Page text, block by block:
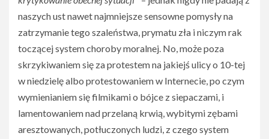
naszych ust nawet najmniejsze sensowne pomysły na
zatrzymanie tego szaleństwa, prymatu zła i niczym rak
toczącej system choroby moralnej. No, może poza
skrzykiwaniem się za protestem na jakiejś ulicy o 10-tej
w niedzielę albo protestowaniem w Internecie, po czym
wymienianiem się filmikami o bójce z siepaczami, i
lamentowaniem nad przelaną krwią, wybitymi zębami
aresztowanych, potłuczonych ludzi, z czego system